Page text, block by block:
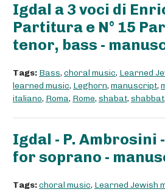
Igdal a 3 voci di
Partitura e N° 15
tenor, bass -
Tags: Bass, choral music, Learned
learned music, Leghorn, manuscript,
italiano, Roma, Rome, shabat, shabbat,
Igdal - P. Ambrosini
for soprano -
Tags:choral music, Learned Jewish